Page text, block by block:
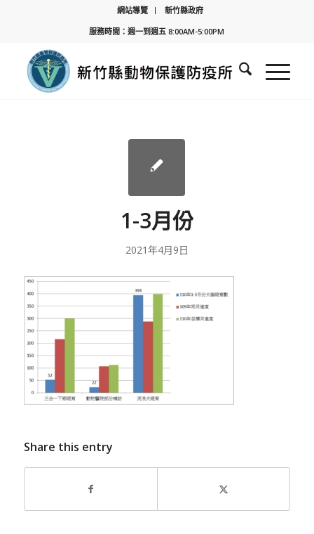
網站導覽
新竹縣政府
服務時間：週一到週五 8:00AM-5:00PM
1-3月份
2021年4月9日
Share this entry